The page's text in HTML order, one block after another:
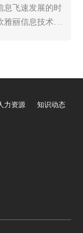
息飞速发展的时
丽信息技术有
32出FLX-
72出FLX-
进288出FLX-
现音视频信号
配的核心设
于会议室、监
体展厅等多个
，直接决定了其
力资源 知识动态